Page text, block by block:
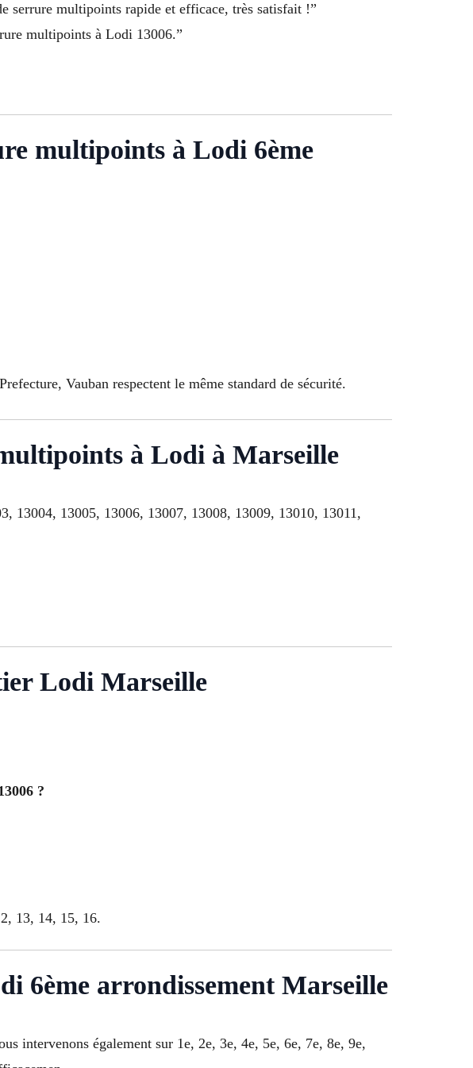
serrure multipoints rapide et efficace, très satisfait !”
multipoints à Lodi 13006.”
multipoints à Lodi 6ème
Vauban respectent le même standard de sécurité.
à Lodi à Marseille
13004, 13005, 13006, 13007, 13008, 13009, 13010, 13011,
Lodi Marseille
?
13, 14, 15, 16.
6ème arrondissement Marseille
intervenons également sur 1e, 2e, 3e, 4e, 5e, 6e, 7e, 8e, 9e,